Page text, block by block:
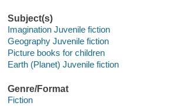
Subject(s)
Imagination Juvenile fiction
Geography Juvenile fiction
Picture books for children
Earth (Planet) Juvenile fiction
Genre/Format
Fiction